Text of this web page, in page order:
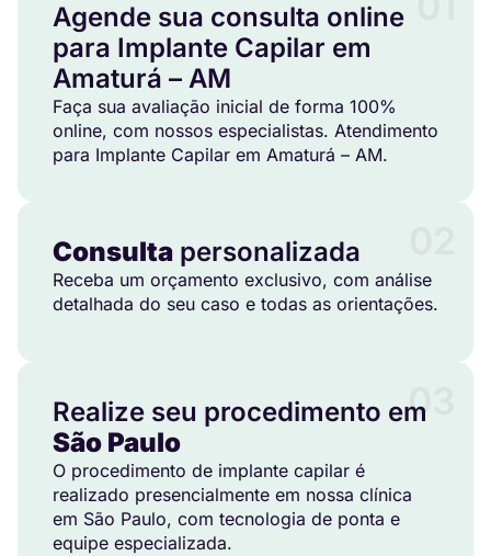
Agende sua consulta online
para Implante Capilar em
Amaturá – AM
Faça sua avaliação inicial de forma 100%
online, com nossos especialistas. Atendimento
para Implante Capilar em Amaturá – AM.
Consulta personalizada
Receba um orçamento exclusivo, com análise
detalhada do seu caso e todas as orientações.
03
Realize seu procedimento em
São Paulo
O procedimento de implante capilar é
realizado presencialmente em nossa clínica
em São Paulo, com tecnologia de ponta e
equipe especializada.